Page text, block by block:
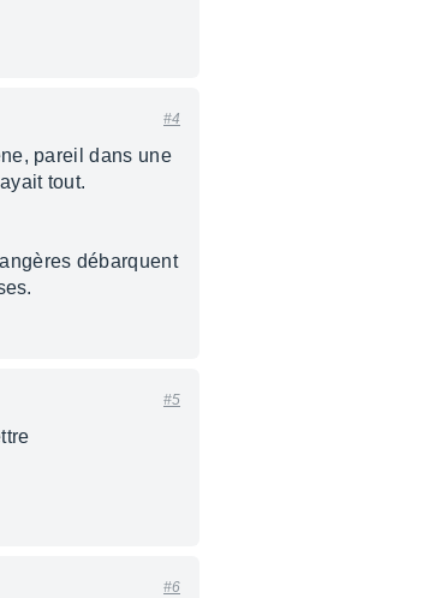
#4
pareil dans une
tout.
débarquent
#5
#6